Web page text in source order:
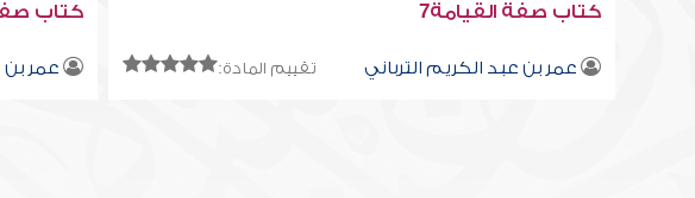
كتاب صفة القيامة7
عمر بن عبد الكريم الترباني تقييم المادة:
كتاب
عمر بن